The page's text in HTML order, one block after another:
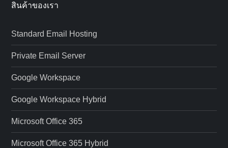
สินค้าของเรา
Standard Email Hosting
Private Email Server
Google Workspace
Google Workspace Hybrid
Microsoft Office 365
Microsoft Office 365 Hybrid